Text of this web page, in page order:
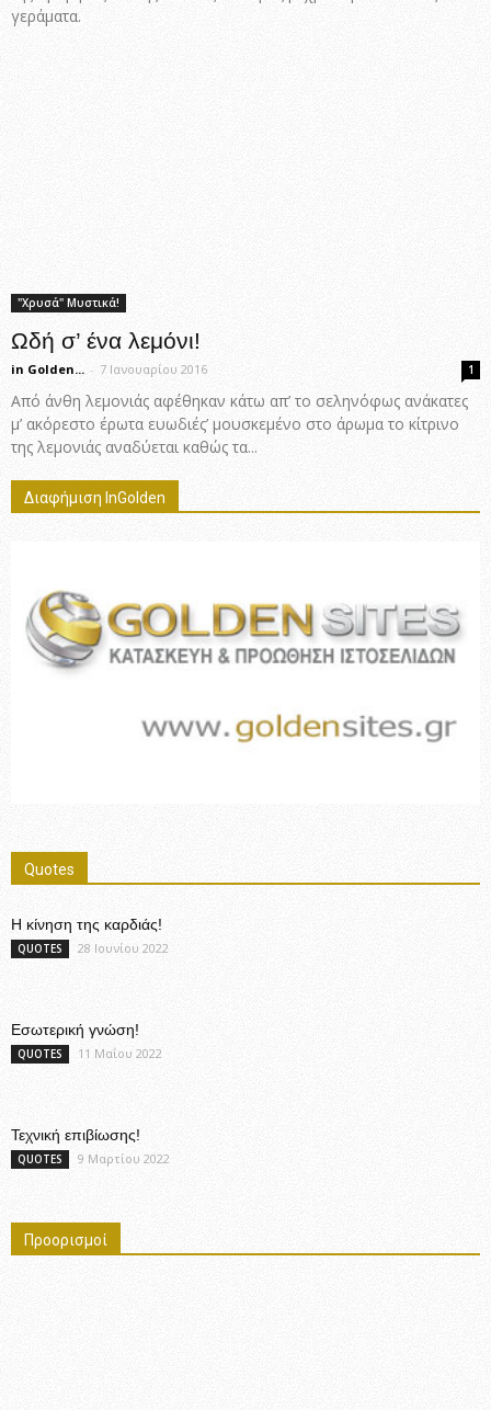
γεράματα.
"Χρυσά" Μυστικά!
Ωδή σ’ ένα λεμόνι!
in Golden... - 7 Ιανουαρίου 2016 1
Από άνθη λεμονιάς αφέθηκαν κάτω απ’ το σεληνόφως ανάκατες
μ’ ακόρεστο έρωτα ευωδιές’ μουσκεμένο στο άρωμα το κίτρινο
της λεμονιάς αναδύεται καθώς τα...
Διαφήμιση InGolden
Quotes
Η κίνηση της καρδιάς!
QUOTES 28 Ιουνίου 2022
Εσωτερική γνώση!
QUOTES 11 Μαΐου 2022
Τεχνική επιβίωσης!
QUOTES 9 Μαρτίου 2022
Προορισμοί